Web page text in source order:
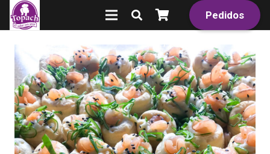
Pedidos